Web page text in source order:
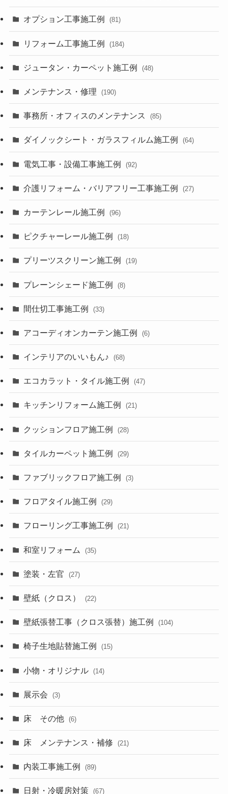
オプション工事施工例 (81)
リフォーム工事施工例 (184)
ジュータン・カーペット施工例 (48)
メンテナンス・修理 (190)
事務所・オフィスのメンテナンス (85)
ダイノックシート・ガラスフィルム施工例 (64)
電気工事・設備工事施工例 (92)
介護リフォーム・バリアフリー工事施工例 (27)
カーテンレール施工例 (96)
ピクチャーレール施工例 (18)
プリーツスクリーン施工例 (19)
プレーンシェード施工例 (8)
間仕切工事施工例 (33)
アコーディオンカーテン施工例 (6)
インテリアのいいもん♪ (68)
エコカラット・タイル施工例 (47)
キッチンリフォーム施工例 (21)
クッションフロア施工例 (28)
タイルカーペット施工例 (29)
ファブリックフロア施工例 (3)
フロアタイル施工例 (29)
フローリング工事施工例 (21)
和室リフォーム (35)
塗装・左官 (27)
壁紙（クロス） (22)
壁紙張替工事（クロス張替）施工例 (104)
椅子生地貼替施工例 (15)
小物・オリジナル (14)
展示会 (3)
床 その他 (6)
床 メンテナンス・補修 (21)
内装工事施工例 (89)
日射・冷暖房対策 (67)